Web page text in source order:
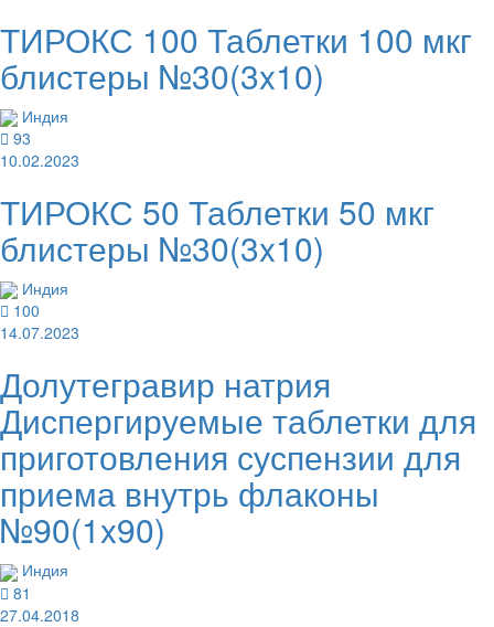
ТИРОКС 100 Таблетки 100 мкг
блистеры №30(3x10)
Индия
93
10.02.2023
ТИРОКС 50 Таблетки 50 мкг
блистеры №30(3x10)
Индия
100
14.07.2023
Долутегравир натрия
Диспергируемые таблетки для
приготовления суспензии для
приема внутрь флаконы
№90(1x90)
Индия
81
27.04.2018